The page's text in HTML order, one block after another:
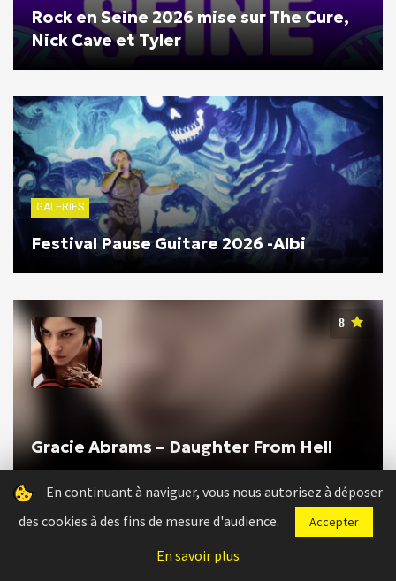
Rock en Seine 2026 mise sur The Cure,
Nick Cave et Tyler
GALERIES
Festival Pause Guitare 2026 -Albi
8
Gracie Abrams – Daughter From Hell
En continuant à naviguer, vous nous autorisez à déposer
des cookies à des fins de mesure d'audience.
Accepter
En savoir plus